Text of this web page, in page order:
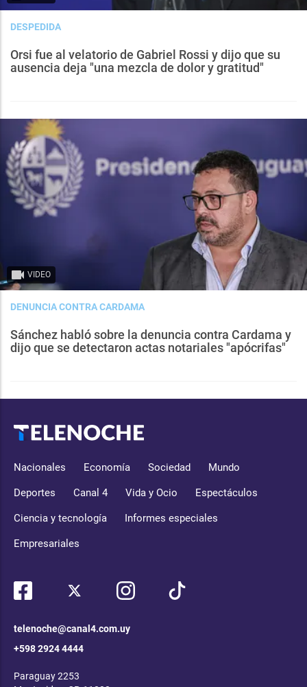
DESPEDIDA
Orsi fue al velatorio de Gabriel Rossi y dijo que su
ausencia deja "una mezcla de dolor y gratitud"
VIDEO
DENUNCIA CONTRA CARDAMA
Sánchez habló sobre la denuncia contra Cardama y
dijo que se detectaron actas notariales "apócrifas"
Nacionales Economía Sociedad Mundo
Deportes Canal 4 Vida y Ocio Espectáculos
Ciencia y tecnología Informes especiales
Empresariales
telenoche@canal4.com.uy
+598 2924 4444
Paraguay 2253